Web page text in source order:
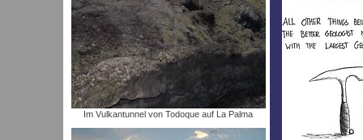
Im Vulkantunnel von Todoque auf La Palma